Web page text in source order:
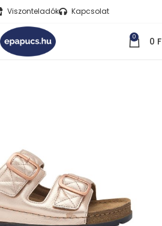
Viszonteladók Kapcsolat
0 0